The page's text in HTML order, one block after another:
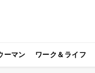
ーマン ワーク＆ライフ